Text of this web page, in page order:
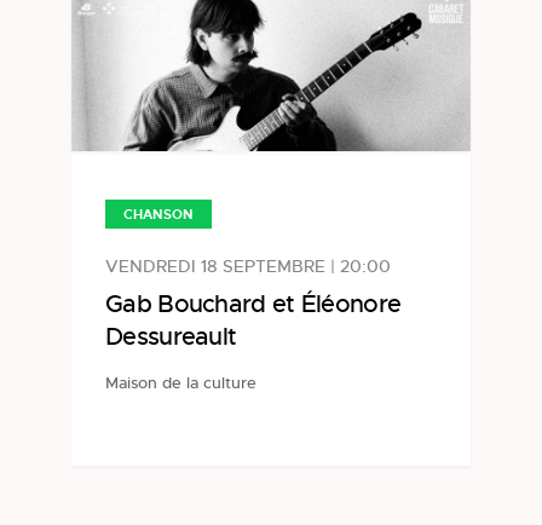
CHANSON
VENDREDI 18 SEPTEMBRE | 20:00
Gab Bouchard et Éléonore
Dessureault
Maison de la culture